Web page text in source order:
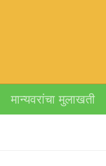
मान्यवरांचा मुलाखती